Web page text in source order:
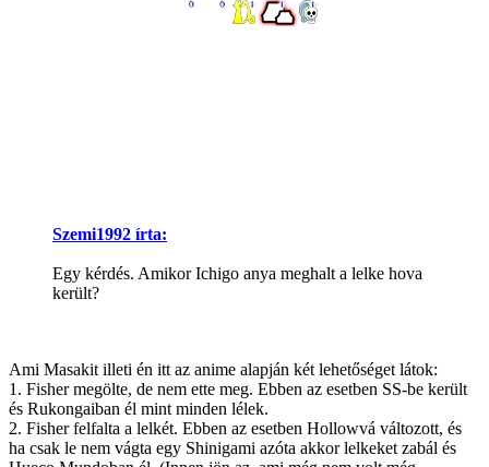
Szemi1992 írta:
Egy kérdés. Amikor Ichigo anya meghalt a lelke hova
került?
Ami Masakit illeti én itt az anime alapján két lehetőséget látok:
1. Fisher megölte, de nem ette meg. Ebben az esetben SS-be került
és Rukongaiban él mint minden lélek.
2. Fisher felfalta a lelkét. Ebben az esetben Hollowvá változott, és
ha csak le nem vágta egy Shinigami azóta akkor lelkeket zabál és